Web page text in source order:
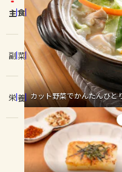
ホーム
コンテンツ
レシピ
トーク
よくあるお問
きゅうり なす
ピーマン
みょ
主食
副菜
栄養 カット野菜でかんたんひと